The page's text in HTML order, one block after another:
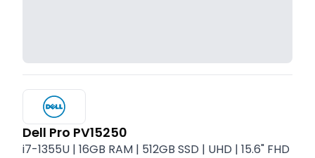
Dell Pro PV15250
i7-1355U | 16GB RAM | 512GB SSD | UHD | 15.6" FHD